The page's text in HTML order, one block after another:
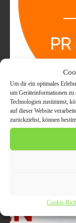
Um dir ein optimales
um Geräteinformationen zu
Technologien zustimmst,
auf dieser Website
zurückziehst, können
Cookie-
Automobil
ALLGEMEIN
Automobil Werbung :
Veräußern
Verwertung von